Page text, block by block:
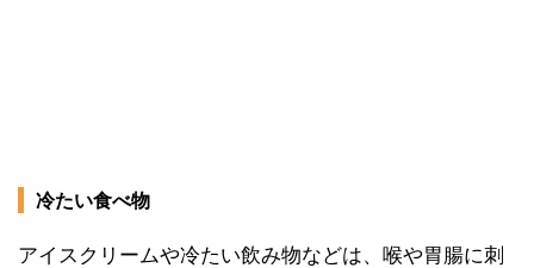
冷たい食べ物
アイスクリームや冷たい飲み物などは、喉や胃腸に刺